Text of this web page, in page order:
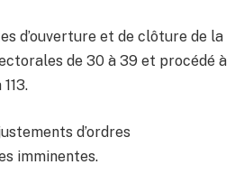
d’ouverture et de clôture de la
de 30 à 39 et procédé à
d’ordres
imminentes.